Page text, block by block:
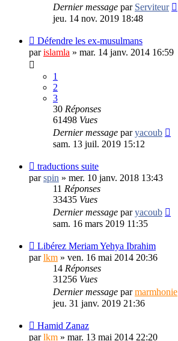
Dernier message par Serviteur
jeu. 14 nov. 2019 18:48
Défendre les ex-musulmans
parislamla » mar. 14 janv. 2014 16:59
1
2
3
30 Réponses
61498 Vues
Dernier message paryacoub
sam. 13 juil. 2019 15:12
traductions suite
parspin » mer. 10 janv. 2018 13:43
11 Réponses
33435 Vues
Dernier message paryacoub
sam. 16 mars 2019 11:35
Libérez Meriam Yehya Ibrahim
parlkm » ven. 16 mai 2014 20:36
14 Réponses
31256 Vues
Dernier message parmarmhonie
jeu. 31 janv. 2019 21:36
Hamid Zanaz
parlkm » mar. 13 mai 2014 22:20